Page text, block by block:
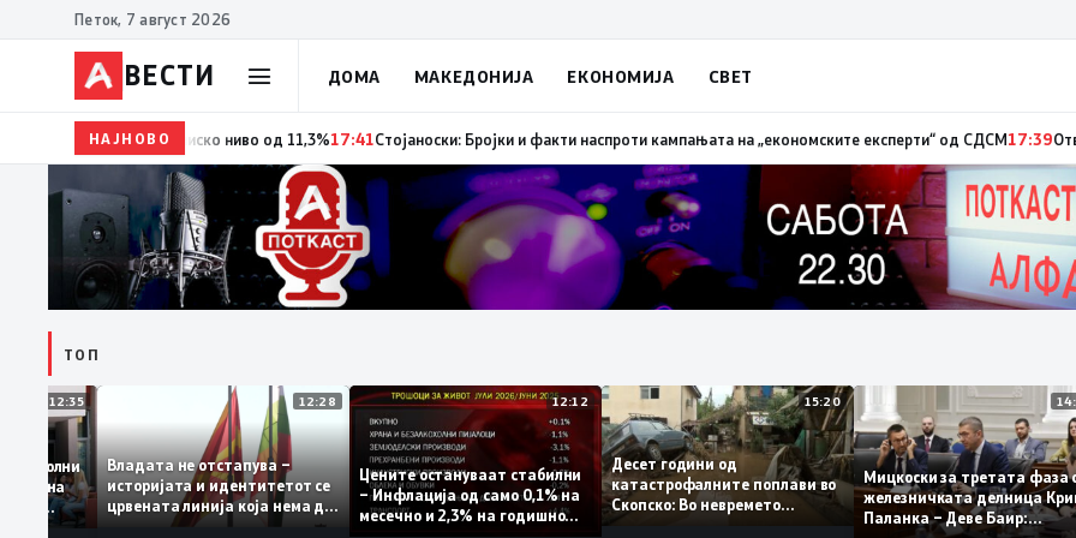
Петок, 7 август 2026
ВЕСТИ ДОМА МАКЕДОНИЈА ЕКОНОМИЈА СВЕТ
НАЈНОВО18:06Мерките за самовработување даваат резултат – невработеноста на историски најниско ниво од 11,3%17:41
ТОП
12:35
се задоволни
на
12:28
Владата не отстапува –
историјата и идентитетот се
црвената линија која нема да
се погази
12:12
Цените остануваат стабилни
– Инфлација од само 0,1% на
месечно и 2,3% на годишно
15:20
Десет години од
катастрофалните поплави во
Скопско: Во невремето
Мицкоски за третата
железничката делница
Паланка – Деве Баир: